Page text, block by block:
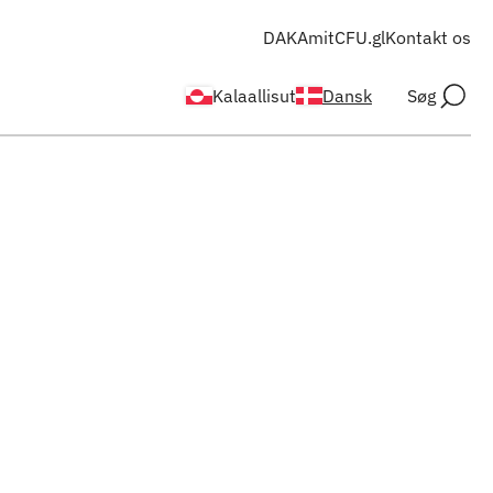
Kalaallisut Dansk Søg
DAKAmitCFU.glKontakt os